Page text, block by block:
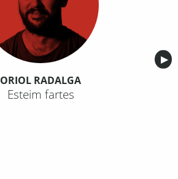
▶︎
ORIOL RADALGA
Esteim fartes